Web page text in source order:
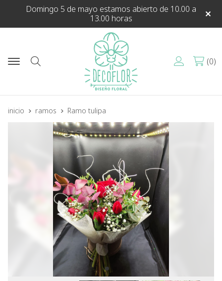
Domingo 5 de mayo estamos abierto de 10.00 a
13.00 horas
Buscar
0
inicio ramos Ramo tulipa